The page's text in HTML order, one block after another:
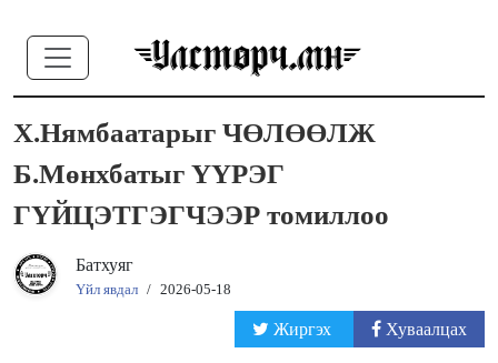
Х.Нямбаатарыг ЧӨЛӨӨЛЖ
Б.Мөнхбатыг ҮҮРЭГ
ГҮЙЦЭТГЭГЧЭЭР томиллоо
Батхуяг
Үйл явдал / 2026-05-18
Жиргэх Хуваалцах